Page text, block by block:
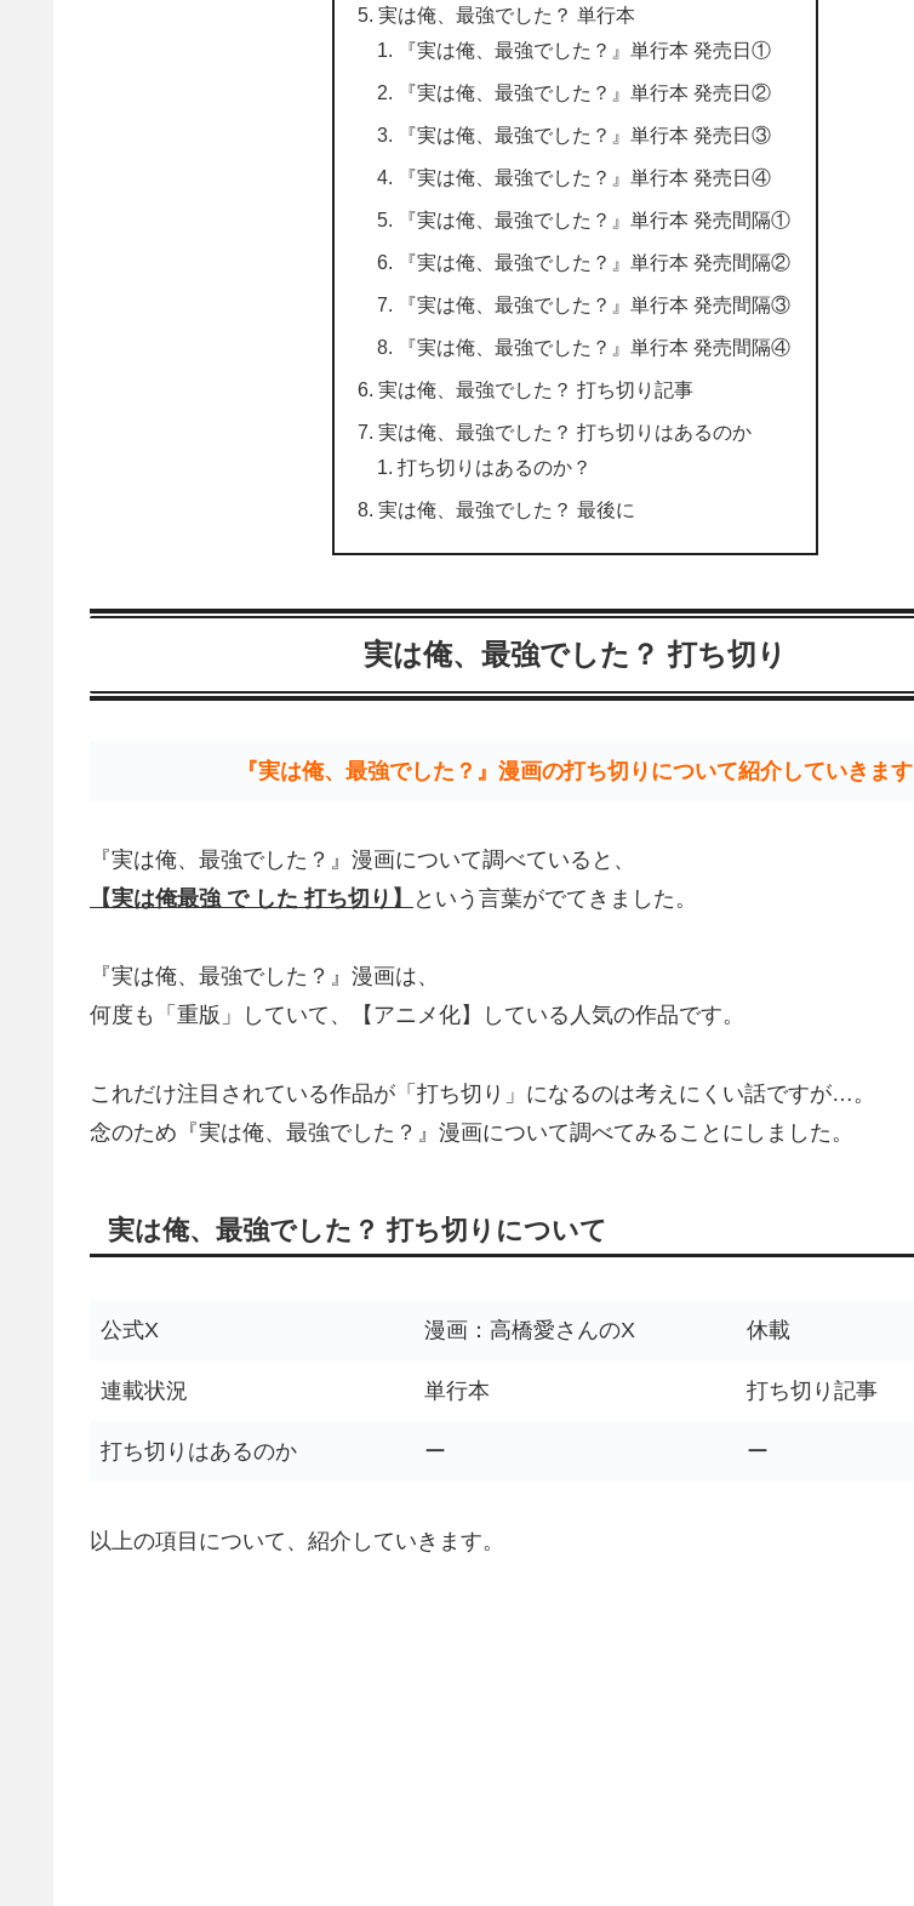
実は俺、最強でした？ 単行本
『実は俺、最強でした？』単行本 発売日①
『実は俺、最強でした？』単行本 発売日②
『実は俺、最強でした？』単行本 発売日③
『実は俺、最強でした？』単行本 発売日④
『実は俺、最強でした？』単行本 発売間隔①
『実は俺、最強でした？』単行本 発売間隔②
『実は俺、最強でした？』単行本 発売間隔③
『実は俺、最強でした？』単行本 発売間隔④
実は俺、最強でした？ 打ち切り記事
実は俺、最強でした？ 打ち切りはあるのか
打ち切りはあるのか？
実は俺、最強でした？ 最後に
実は俺、最強でした？ 打ち切り
『実は俺、最強でした？』漫画の打ち切りについて紹介していきます
『実は俺、最強でした？』漫画について調べていると、
【実は俺最強 で した 打ち切り】
という言葉がでてきました。
『実は俺、最強でした？』漫画は、
何度も「重版」していて、【アニメ化】している人気の作品です。
これだけ注目されている作品が「打ち切り」になるのは考えにくい話ですが…。
念のため『実は俺、最強でした？』漫画について調べてみることにしました。
実は俺、最強でした？ 打ち切りについて
公式X 漫画：高橋愛さんのX 休載
連載状況 単行本 打ち切り記事
打ち切りはあるのか ー ー
以上の項目について、紹介していきます。